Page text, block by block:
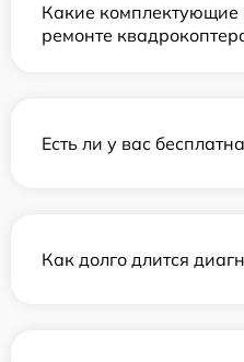
Какие комплектующие
ремонте
Есть ли у вас
Как долго длится